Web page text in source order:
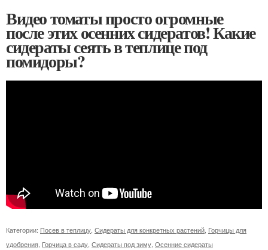
Видео томаты просто огромные
после этих осенних сидератов! Какие
сидераты сеять в теплице под
помидоры?
Категории: Посев в теплицу, Сидераты для конкретных растений, Горчицы для
удобрения, Горчица в саду, Сидераты под зиму, Осенние сидераты